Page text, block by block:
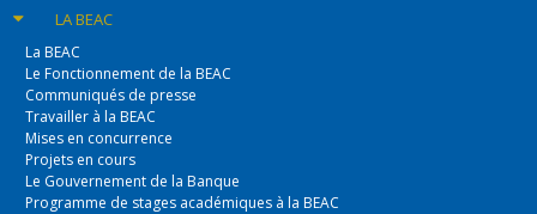
LA BEAC
La BEAC
Le Fonctionnement de la BEAC
Communiqués de presse
Travailler à la BEAC
Mises en concurrence
Projets en cours
Le Gouvernement de la Banque
Programme de stages académiques à la BEAC